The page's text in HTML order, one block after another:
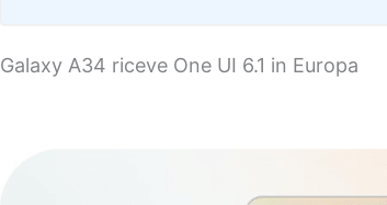
Galaxy A34 riceve One UI 6.1 in Europa